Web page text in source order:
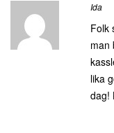
Ida
Folk
man
lika
dag!